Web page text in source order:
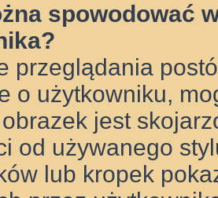
spowodować
przeglądania
o użytkowniku,
jest
od używanego
lub kropek